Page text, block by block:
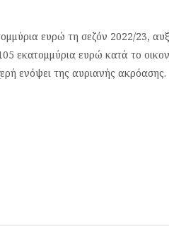
ευρώ τη σεζόν 2022/23,
εκατομμύρια ευρώ κατά το
ενόψει της αυριανής ακρόασης.